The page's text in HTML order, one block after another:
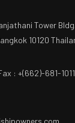
Tower
10120
: +(662)-681-